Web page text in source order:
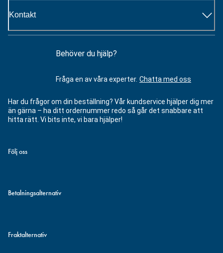
Kontakt
Behöver du hjälp?
Fråga en av våra experter. Chatta med oss
Har du frågor om din beställning? Vår kundservice hjälper dig mer
än gärna – ha ditt ordernummer redo så går det snabbare att
hitta rätt. Vi bits inte, vi bara hjälper!
Följ oss
Betalningsalternativ
Fraktalternativ